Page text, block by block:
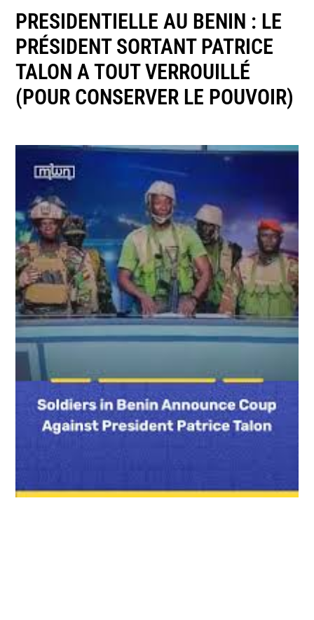
PRESIDENTIELLE AU BENIN : LE
PRÉSIDENT SORTANT PATRICE
TALON A TOUT VERROUILLÉ
(POUR CONSERVER LE POUVOIR)